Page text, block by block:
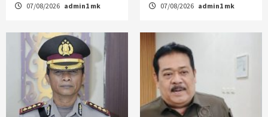
07/08/2026 admin1 mk 07/08/2026 admin1 mk